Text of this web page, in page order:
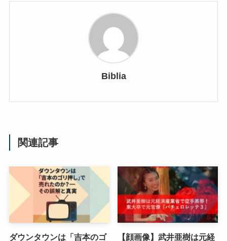
Biblia
関連記事
ダウンタウンは「吉本のゴ 【顔画像】武井亜樹は元経